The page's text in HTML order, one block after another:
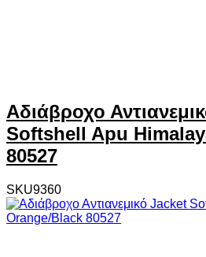
Αδιάβροχο
Softshell Apu
80527
SKU9360